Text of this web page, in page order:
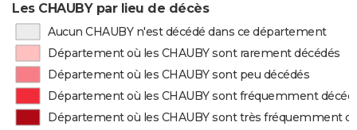
Les CHAUBY par lieu de décès
Aucun CHAUBY n'est décédé dans ce département
Département où les CHAUBY sont rarement décédés
Département où les CHAUBY sont peu décédés
Département où les CHAUBY sont fréquemment
Département où les CHAUBY sont très fréquemment